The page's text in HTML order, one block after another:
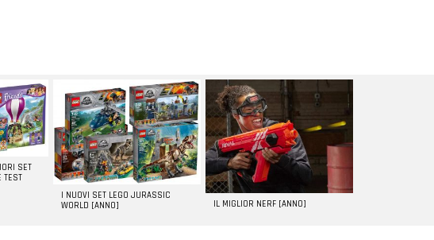
SET
TEST
I NUOVI SET LEGO JURASSIC
WORLD [ANNO]
IL MIGLIOR NERF [ANNO]